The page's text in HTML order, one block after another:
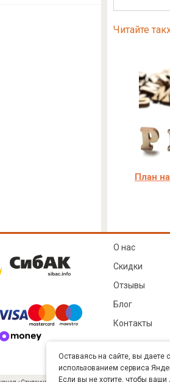
Читайте
План
О нас
Скидки
Отзывы
Блог
Контакты
Оставаясь на сайте, вы даете
использованием сервиса
Если вы не хотите, чтобы ваши